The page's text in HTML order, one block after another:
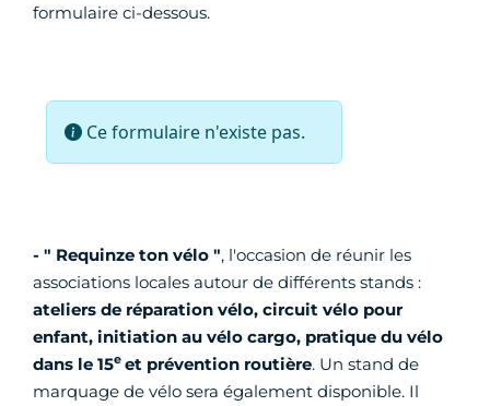
formulaire ci-dessous.
- " Requinze ton vélo ", l'occasion de réunir les
associations locales autour de différents stands :
ateliers de réparation vélo, circuit vélo pour
enfant, initiation au vélo cargo, pratique du vélo
dans le 15e et prévention routière. Un stand de
marquage de vélo sera également disponible. Il